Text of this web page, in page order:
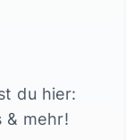
du hier:
& mehr!